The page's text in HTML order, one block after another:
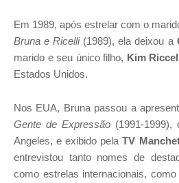
Em 1989, após estrelar com o
Bruna e Ricelli(1989), ela deixou a
marido e seu único filho, Kim
Estados Unidos.
Nos EUA, Bruna passou a
Gente de Expressão(1991-1999),
Angeles, e exibido pelaTV
entrevistou tanto nomes de
como estrelas internacionais,